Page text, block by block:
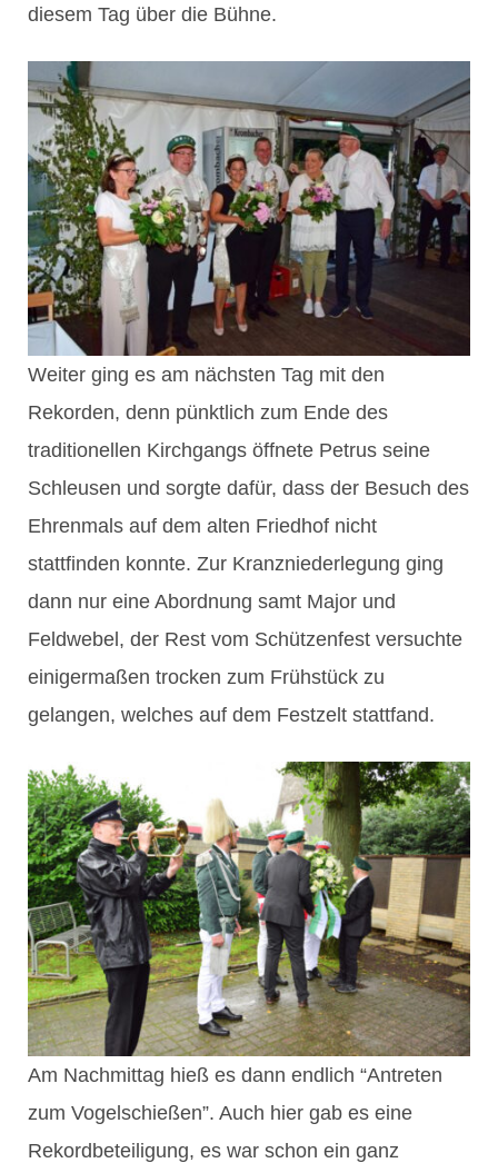
diesem Tag über die Bühne.
Weiter ging es am nächsten Tag mit den
Rekorden, denn pünktlich zum Ende des
traditionellen Kirchgangs öffnete Petrus seine
Schleusen und sorgte dafür, dass der Besuch des
Ehrenmals auf dem alten Friedhof nicht
stattfinden konnte. Zur Kranzniederlegung ging
dann nur eine Abordnung samt Major und
Feldwebel, der Rest vom Schützenfest versuchte
einigermaßen trocken zum Frühstück zu
gelangen, welches auf dem Festzelt stattfand.
Am Nachmittag hieß es dann endlich “Antreten
zum Vogelschießen”. Auch hier gab es eine
Rekordbeteiligung, es war schon ein ganz